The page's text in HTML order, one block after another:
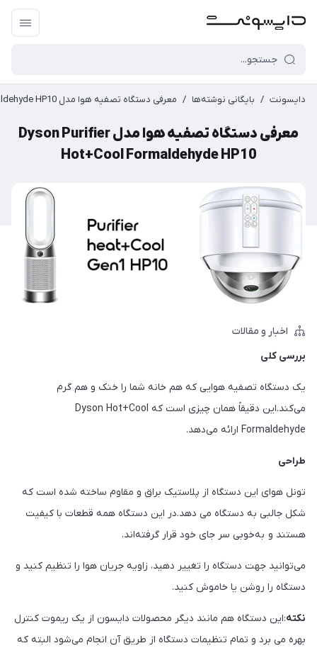
دایسونت / بایگانی نوشته‌ها / معرفی دستگاه تصفیه هوا مدل Dyson Purifier Hot+Cool Formaldehyde HP10
معرفی دستگاه تصفیه هوا مدل Dyson Purifier
Hot+Cool Formaldehyde HP10
اخبار و مقالات
بررسی کلی
یک دستگاه تصفیه هوایی که هم خانه شما را خنک و هم گرم
می‌کند.این دقیقاً همان چیزی است که Dyson Hot+Cool
Formaldehyde ارائه می‌دهد.
طراحی
تونل هوای این دستگاه از پلاستیک براق و مقاوم ساخته شده است که
شکل جالبی به دستگاه می دهد.در این دستگاه همه قطعات با کیفیت
هستند و به‌خوبی سر جای خود قرار گرفته‌اند.
می‌توانید جهت دستگاه را تغییر دهید، زاویه جریان هوا را تنظیم کنید و
دستگاه را روشن یا خاموش کنید.
نکته:این دستگاه هم مانند دیگر محصولات دایسون از یک ریموت کنترل
بهره می برد و تمام تنظیمات دستگاه از طریق آن انجام می‌شود البته که